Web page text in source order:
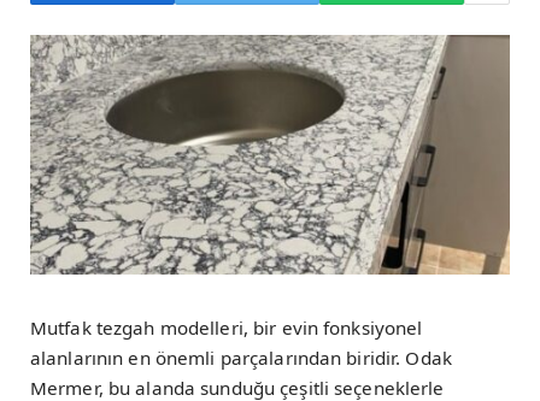
Mutfak tezgah modelleri, bir evin fonksiyonel
alanlarının en önemli parçalarından biridir. Odak
Mermer, bu alanda sunduğu çeşitli seçeneklerle